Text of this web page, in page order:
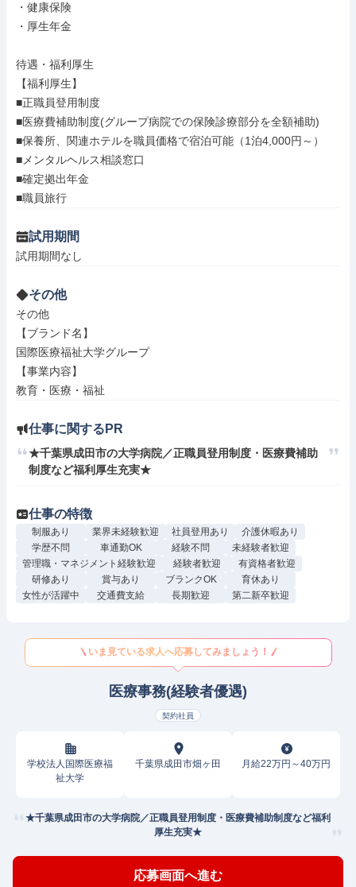
・健康保険
・厚生年金
待遇・福利厚生
【福利厚生】
■正職員登用制度
■医療費補助制度(グループ病院での保険診療部分を全額補助)
■保養所、関連ホテルを職員価格で宿泊可能（1泊4,000円～）
■メンタルヘルス相談窓口
■確定拠出年金
■職員旅行
試用期間
試用期間なし
その他
その他
【ブランド名】
国際医療福祉大学グループ
【事業内容】
教育・医療・福祉
仕事に関するPR
★千葉県成田市の大学病院／正職員登用制度・医療費補助
制度など福利厚生充実★
仕事の特徴
制服あり 業界未経験歓迎 社員登用あり
介護休暇あり
学歴不問
車通勤OK 経験不問
未経験者歓迎
管理職・マネジメント経験歓迎
経験者歓迎
有資格者歓迎
研修あり
賞与あり ブランクOK
育休あり
女性が活躍中
交通費支給 長期歓迎 第二新卒歓迎
いま見ている求人へ応募してみましょう！
医療事務(経験者優遇)
契約社員
学校法人国際医療福
祉大学
千葉県成田市畑ヶ田 月給22万円～40万円
★千葉県成田市の大学病院／正職員登用制度・医療費補助制度など福利
厚生充実★
応募画面へ進む